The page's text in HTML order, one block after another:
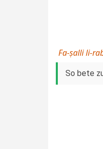
Fa-ṣalli li-
So bete